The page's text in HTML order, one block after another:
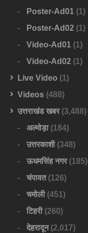
Poster-Ad01 (1)
Poster-Ad02 (1)
Video-Ad01 (1)
Video-Ad02 (1)
Live Video (1)
Videos (488)
उत्तराखंड खबर(3,488)
अल्मोड़ा(184)
उत्तरकाशी(348)
ऊधमसिंह नगर(185)
चंपावत(126)
चमोली(451)
टिहरी(260)
देहरादून(2,017)